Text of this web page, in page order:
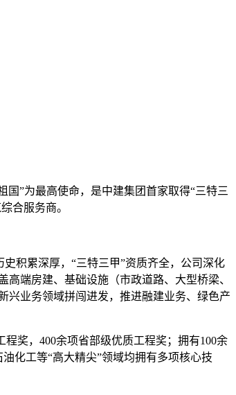
”为最高使命，是中建集团首家取得“三特三
合服务商。
积累深厚，“三特三甲”资质齐全，公司深化
端房建、基础设施（市政道路、大型桥梁、
兴业务领域拼闯进发，推进融建业务、绿色产
奖，400余项省部级优质工程奖；拥有100余
化工等“高大精尖”领域均拥有多项核心技